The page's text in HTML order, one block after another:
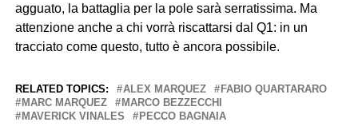
agguato, la battaglia per la pole sarà serratissima. Ma
attenzione anche a chi vorrà riscattarsi dal Q1: in un
tracciato come questo, tutto è ancora possibile.
RELATED TOPICS: ALEX MARQUEZ
FABIO QUARTARARO
MARC MARQUEZ
MARCO BEZZECCHI
MAVERICK VINALES
PECCO BAGNAIA